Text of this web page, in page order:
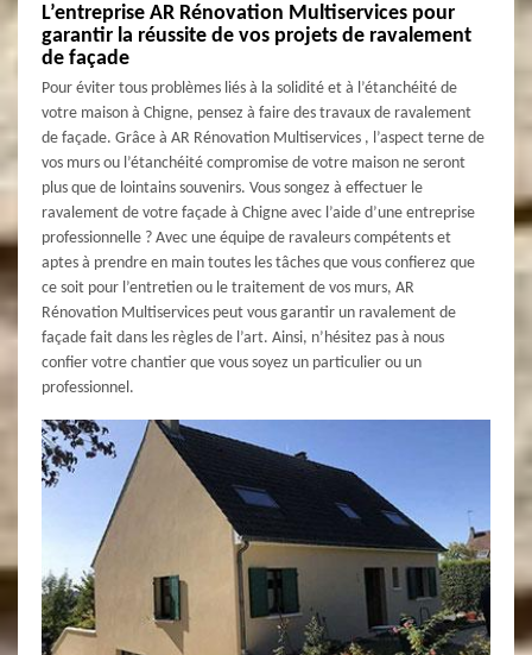
L’entreprise AR Rénovation Multiservices pour
garantir la réussite de vos projets de ravalement
de façade
Pour éviter tous problèmes liés à la solidité et à l’étanchéité de
votre maison à Chigne, pensez à faire des travaux de ravalement
de façade. Grâce à AR Rénovation Multiservices , l’aspect terne de
vos murs ou l’étanchéité compromise de votre maison ne seront
plus que de lointains souvenirs. Vous songez à effectuer le
ravalement de votre façade à Chigne avec l’aide d’une entreprise
professionnelle ? Avec une équipe de ravaleurs compétents et
aptes à prendre en main toutes les tâches que vous confierez que
ce soit pour l’entretien ou le traitement de vos murs, AR
Rénovation Multiservices peut vous garantir un ravalement de
façade fait dans les règles de l’art. Ainsi, n’hésitez pas à nous
confier votre chantier que vous soyez un particulier ou un
professionnel.